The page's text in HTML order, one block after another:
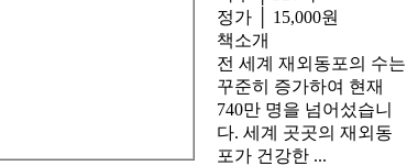
정가 │ 15,000원
책소개
전 세계 재외동포의 수는
꾸준히 증가하여 현재
740만 명을 넘어섰습니
다. 세계 곳곳의 재외동
포가 건강한 ...